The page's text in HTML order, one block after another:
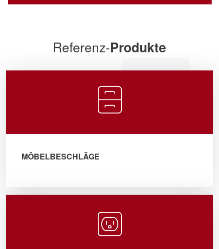
Referenz-Produkte
MÖBELBESCHLÄGE